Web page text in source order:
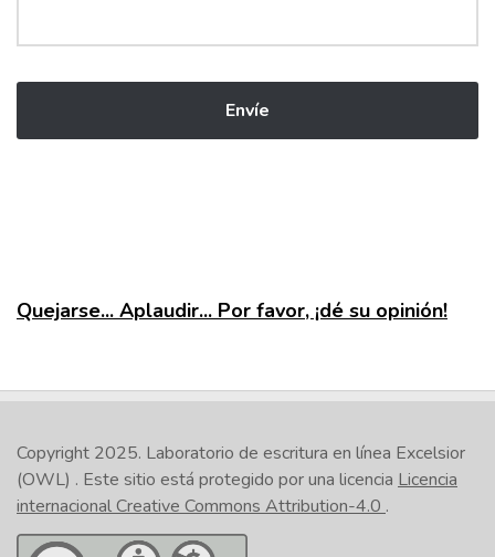
Quejarse... Aplaudir... Por favor, ¡dé su opinión!
Copyright 2025. Laboratorio de escritura en línea Excelsior
(OWL) . Este sitio está protegido por una licencia Licencia
internacional Creative Commons Attribution-4.0 .